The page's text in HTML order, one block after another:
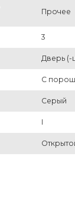
Прочее
3
Дверь (-
С
Серый
I